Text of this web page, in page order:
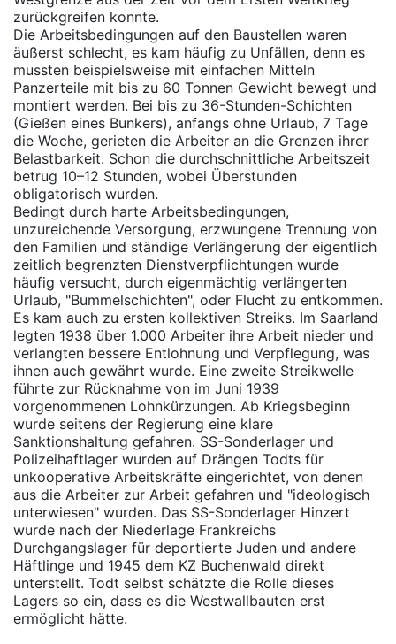
zurückgreifen konnte.
Die Arbeitsbedingungen auf den Baustellen waren
äußerst schlecht, es kam häufig zu Unfällen, denn es
mussten beispielsweise mit einfachen Mitteln
Panzerteile mit bis zu 60 Tonnen Gewicht bewegt und
montiert werden. Bei bis zu 36-Stunden-Schichten
(Gießen eines Bunkers), anfangs ohne Urlaub, 7 Tage
die Woche, gerieten die Arbeiter an die Grenzen ihrer
Belastbarkeit. Schon die durchschnittliche Arbeitszeit
betrug 10–12 Stunden, wobei Überstunden
obligatorisch wurden.
Bedingt durch harte Arbeitsbedingungen,
unzureichende Versorgung, erzwungene Trennung von
den Familien und ständige Verlängerung der eigentlich
zeitlich begrenzten Dienstverpflichtungen wurde
häufig versucht, durch eigenmächtig verlängerten
Urlaub, "Bummelschichten", oder Flucht zu entkommen.
Es kam auch zu ersten kollektiven Streiks. Im Saarland
legten 1938 über 1.000 Arbeiter ihre Arbeit nieder und
verlangten bessere Entlohnung und Verpflegung, was
ihnen auch gewährt wurde. Eine zweite Streikwelle
führte zur Rücknahme von im Juni 1939
vorgenommenen Lohnkürzungen. Ab Kriegsbeginn
wurde seitens der Regierung eine klare
Sanktionshaltung gefahren. SS-Sonderlager und
Polizeihaftlager wurden auf Drängen Todts für
unkooperative Arbeitskräfte eingerichtet, von denen
aus die Arbeiter zur Arbeit gefahren und "ideologisch
unterwiesen" wurden. Das SS-Sonderlager Hinzert
wurde nach der Niederlage Frankreichs
Durchgangslager für deportierte Juden und andere
Häftlinge und 1945 dem KZ Buchenwald direkt
unterstellt. Todt selbst schätzte die Rolle dieses
Lagers so ein, dass es die Westwallbauten erst
ermöglicht hätte.